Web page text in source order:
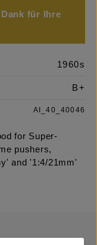
Dank für Ihre
1960s
B+
AI_40_40046
for Super-
pushers,
and '1:4/21mm'